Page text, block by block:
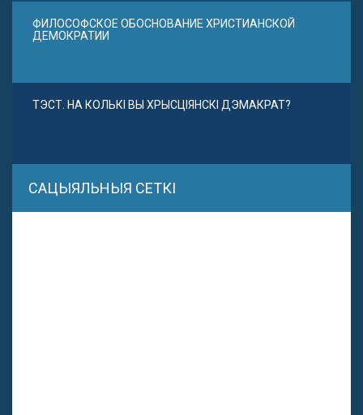
ФИЛОСОФСКОЕ ОБОСНОВАНИЕ ХРИСТИАНСКОЙ
ДЕМОКРАТИИ
ТЭСТ. НА КОЛЬКІ ВЫ ХРЫСЦІЯНСКІ ДЭМАКРАТ?
САЦЫЯЛЬНЫЯ СЕТКІ